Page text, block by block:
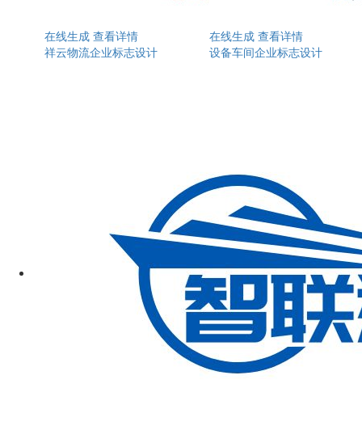
在线生成 查看详情
祥云物流企业标志设计
在线生成 查看详情
设备车间企业标志设计